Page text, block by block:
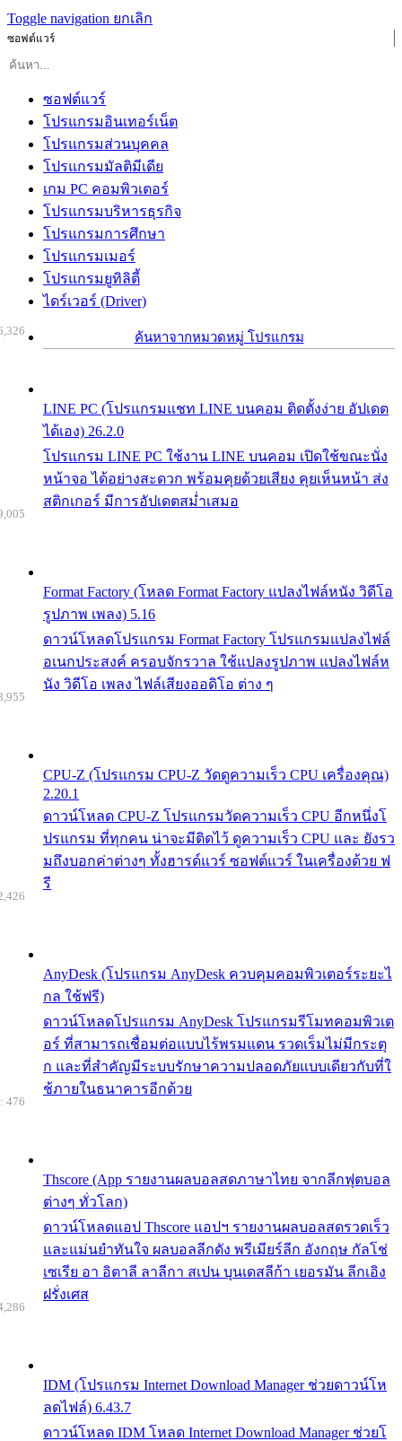
Toggle navigation ยกเลิก
ซอฟต์แวร์
ซอฟต์แวร์
โปรแกรมอินเทอร์เน็ต
โปรแกรมส่วนบุคคล
โปรแกรมมัลติมีเดีย
เกม PC คอมพิวเตอร์
โปรแกรมบริหารธุรกิจ
โปรแกรมการศึกษา
โปรแกรมเมอร์
โปรแกรมยูทิลิตี้
ไดร์เวอร์ (Driver)
ค้นหาจากหมวดหมู่ โปรแกรม
LINE PC (โปรแกรมแชท LINE บนคอม ติดตั้งง่าย อัปเดต
ได้เอง) 26.2.0
โปรแกรม LINE PC ใช้งาน LINE บนคอม เปิดใช้ขณะนั่ง
หน้าจอ ได้อย่างสะดวก พร้อมคุยด้วยเสียง คุยเห็นหน้า ส่ง
สติกเกอร์ มีการอัปเดตสม่ำเสมอ
Format Factory (โหลด Format Factory แปลงไฟล์หนัง วิดีโอ
รูปภาพ เพลง) 5.16
ดาวน์โหลดโปรแกรม Format Factory โปรแกรมแปลงไฟล์
อเนกประสงค์ ครอบจักรวาล ใช้แปลงรูปภาพ แปลงไฟล์ห
นัง วิดีโอ เพลง ไฟล์เสียงออดิโอ ต่าง ๆ
CPU-Z (โปรแกรม CPU-Z วัดดูความเร็ว CPU เครื่องคุณ)
2.20.1
ดาวน์โหลด CPU-Z โปรแกรมวัดความเร็ว CPU อีกหนึ่งโ
ปรแกรม ที่ทุกคน น่าจะมีติดไว้ ดูความเร็ว CPU และ ยังรว
มถึงบอกค่าต่างๆ ทั้งฮารด์แวร์ ซอฟต์แวร์ ในเครื่องด้วย ฟ
รี
AnyDesk (โปรแกรม AnyDesk ควบคุมคอมพิวเตอร์ระยะไ
กล ใช้ฟรี)
ดาวน์โหลดโปรแกรม AnyDesk โปรแกรมรีโมทคอมพิวเต
อร์ ที่สามารถเชื่อมต่อแบบไร้พรมแดน รวดเร็มไม่มีกระตุ
ก และที่สำคัญมีระบบรักษาความปลอดภัยแบบเดียวกับที่ใ
ช้ภายในธนาคารอีกด้วย
Thscore (App รายงานผลบอลสดภาษาไทย จากลีกฟุตบอล
ต่างๆ ทั่วโลก)
ดาวน์โหลดแอป Thscore แอปฯ รายงานผลบอลสดรวดเร็ว
และแม่นยำทันใจ ผลบอลลีกดัง พรีเมียร์ลีก อังกฤษ กัลโช่
เซเรีย อา อิตาลี ลาลีกา สเปน บุนเดสลีก้า เยอรมัน ลีกเอิง
ฝรั่งเศส
476
IDM (โปรแกรม Internet Download Manager ช่วยดาวน์โห
ลดไฟล์) 6.43.7
ดาวน์โหลด IDM โหลด Internet Download Manager ช่วยโ